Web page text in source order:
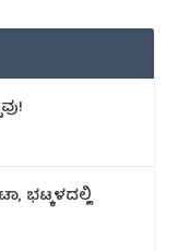
ಭಟ್ಕಳದಲ್ಲಿ